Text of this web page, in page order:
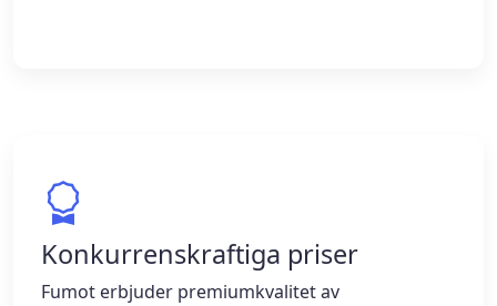
Konkurrenskraftiga priser
Fumot erbjuder premiumkvalitet av